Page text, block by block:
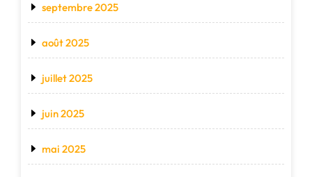
septembre 2025
août 2025
juillet 2025
juin 2025
mai 2025